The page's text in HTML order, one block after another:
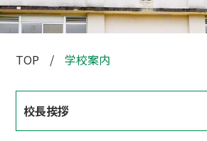
TOP 学校案内
校長挨拶